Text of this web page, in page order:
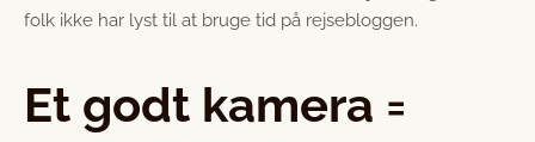
folk ikke har lyst til at bruge tid på rejsebloggen.
Et godt kamera =